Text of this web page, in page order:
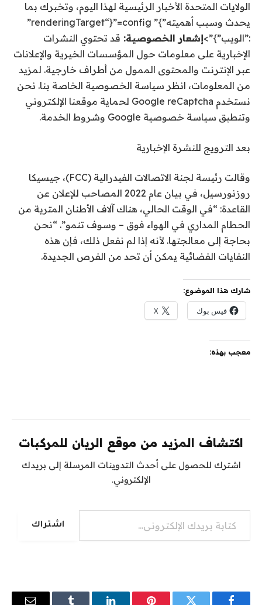
الولايات المتحدة الأخبار الرئيسية لهذا اليوم، وتخبرك بما
يحدث وسبب أهميته”}” config=”{“renderingTarget”
:”الويب”}”>إشعار الخصوصية: قد تحتوي النشرات
الإخبارية على معلومات حول المؤسسات الخيرية والإعلانات
عبر الإنترنت والمحتوى الممول من أطراف خارجية. لمزيد
من المعلومات، انظر سياسة الخصوصية الخاصة بنا. نحن
نستخدم Google reCaptcha لحماية موقعنا الإلكتروني
وتنطبق سياسة خصوصية Google وشروط الخدمة.
بعد الترويج للنشرة الإخبارية
وقالت رئيسة لجنة الاتصالات الفيدرالية (FCC)، جيسيكا
روزنورسيل، في بيان عام 2022 المصاحب للإعلان عن
القاعدة: “في الوقت الحالي، هناك آلاف الأطنان المترية من
الحطام المداري في الهواء فوق – وسوف تنمو”. “نحن
بحاجة إلى معالجتها. لأنه إذا لم نفعل ذلك، فإن هذه
النفايات الفضائية يمكن أن تحد من الفرص الجديدة.
شارك هذا الموضوع:
فيس بوك X
معجب بهذه:
اكتشاف المزيد من موقع الريان للمركبات
اشترك للحصول على أحدث التدوينات المرسلة إلى بريدك
الإلكتروني.
كتابة بريدك الإلكتروني...
اشتراك